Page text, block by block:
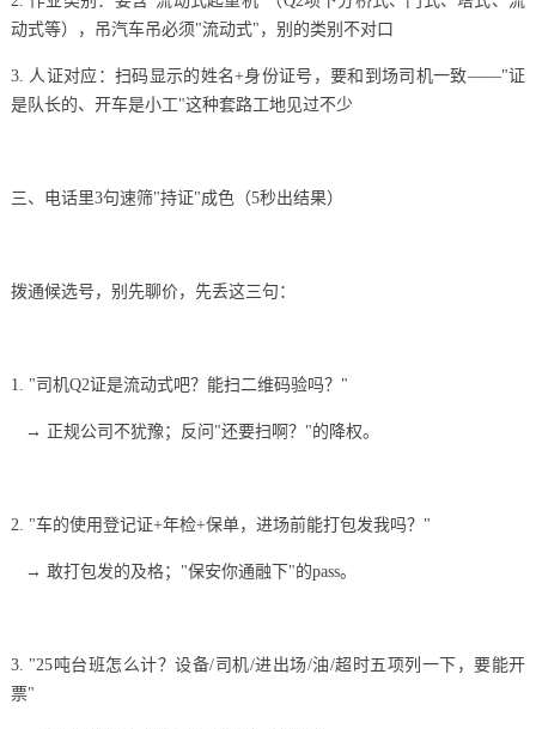
动式等），吊汽车吊必须"流动式"，别的类别不对口
3. 人证对应：扫码显示的姓名+身份证号，要和到场司机一致——"证
是队长的、开车是小工"这种套路工地见过不少
三、电话里3句速筛"持证"成色（5秒出结果）
拨通候选号，别先聊价，先丢这三句：
1. "司机Q2证是流动式吧？能扫二维码验吗？"
→ 正规公司不犹豫；反问"还要扫啊？"的降权。
2. "车的使用登记证+年检+保单，进场前能打包发我吗？"
→ 敢打包发的及格；"保安你通融下"的pass。
3. "25吨台班怎么计？设备/司机/进出场/油/超时五项列一下，要能开
票"